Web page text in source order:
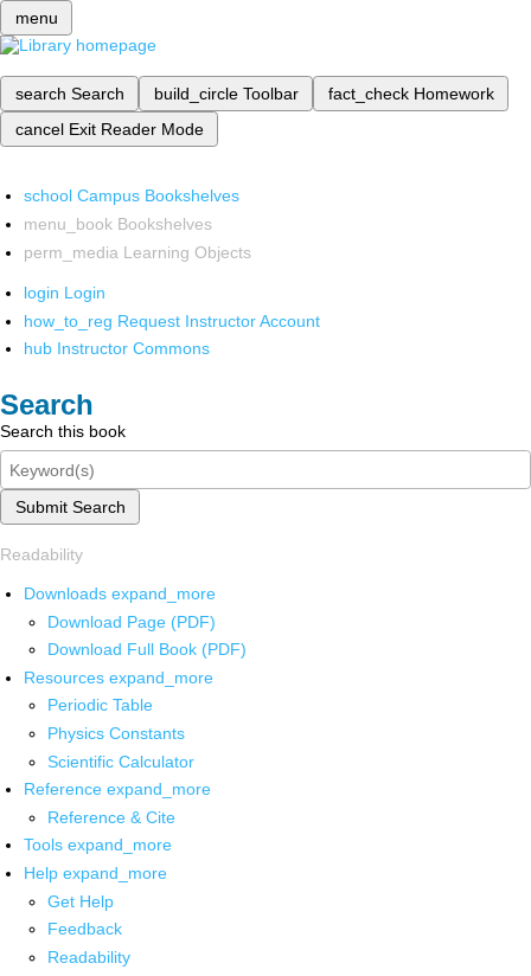
menu
search Search build_circle Toolbar fact_check Homework
cancel Exit Reader Mode
school Campus Bookshelves
menu_book Bookshelves
perm_media Learning Objects
login Login
how_to_reg Request Instructor Account
hub Instructor Commons
Search
Search this book
Submit Search
Readability
Downloads expand_more
Download Page (PDF)
Download Full Book (PDF)
Resources expand_more
Periodic Table
Physics Constants
Scientific Calculator
Reference expand_more
Reference & Cite
Tools expand_more
Help expand_more
Get Help
Feedback
Readability